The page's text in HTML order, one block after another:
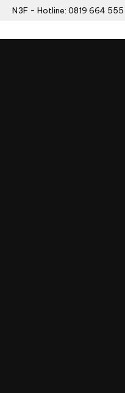
N3F - Hotline: 0819 664 555